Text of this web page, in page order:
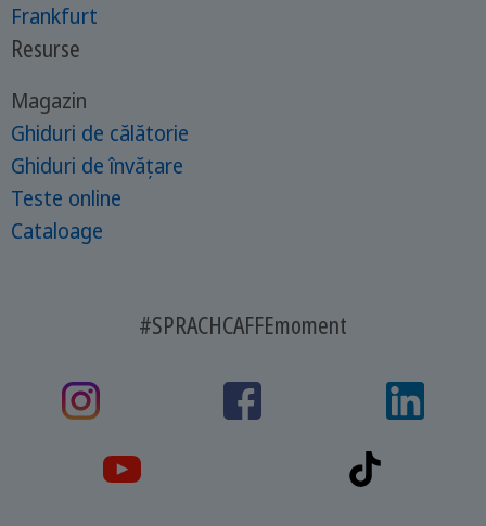
Frankfurt
Resurse
Magazin
Ghiduri de călătorie
Ghiduri de învățare
Teste online
Cataloage
#SPRACHCAFFEmoment